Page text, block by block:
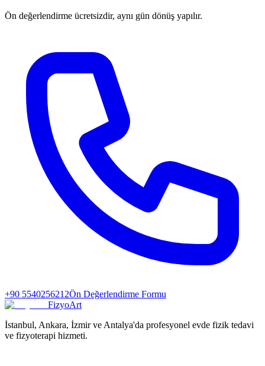
Ön değerlendirme ücretsizdir, aynı gün dönüş yapılır.
+90 5540256212Ön Değerlendirme Formu
FizyoArt
İstanbul, Ankara, İzmir ve Antalya'da profesyonel evde fizik tedavi
ve fizyoterapi hizmeti.